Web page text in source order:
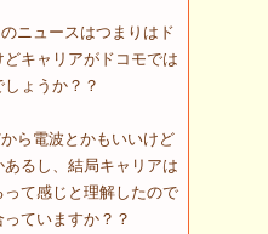
ニュースはつまりはド
キャリアがドコモでは
ょうか？？
ら電波とかもいいけど
るし、結局キャリアは
って感じと理解したので
ていますか？？